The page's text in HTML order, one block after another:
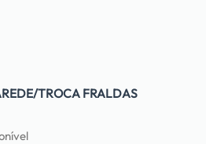
TROCA FRALDAS